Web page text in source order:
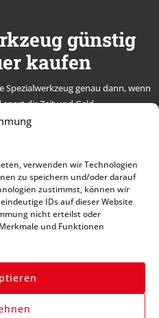
verwenden wir Technologien
zu speichern und/oder darauf
zustimmst, können wir
IDs auf dieser Website
nicht erteilst oder
und Funktionen
günstig
kaufen
genau dann, wenn
dir Zeit und Geld.
bleibe
Laufenden